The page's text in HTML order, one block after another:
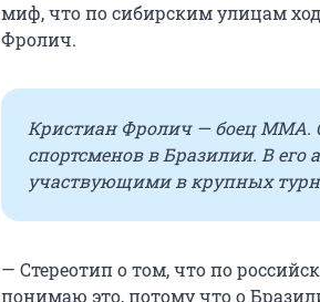
миф, что по сибирским улицам
Фролич.
Кристиан Фролич — боец ММА.
спортсменов в Бразилии. В его
участвующими в крупных
— Стереотип о том, что по
понимаю это, потому что о